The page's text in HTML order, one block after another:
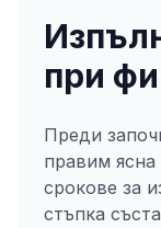
при
Преди
правим
срокове за
стъпка